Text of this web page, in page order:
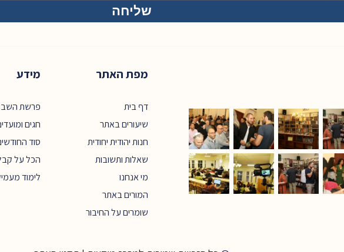
מפת האתר
דף בית
שיעורים באתר
חנות יהודית יחודית
שאלות ותשובות
מי אנחנו
המורים באתר
שומרים על החיבור
מידע
פרשת
חגים
סוד
הכל על
לימוד